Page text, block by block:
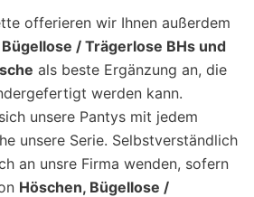
offerieren wir Ihnen außerdem
/ Trägerlose BHs und
als beste Ergänzung an, die
werden kann.
unsere Pantys mit jedem
unsere Serie. Selbstverständlich
an unsre Firma wenden, sofern
Höschen, Bügellose /